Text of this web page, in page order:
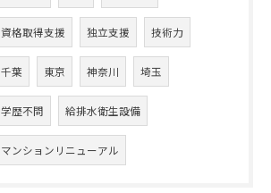
資格取得支援 独立支援 技術力
千葉 東京 神奈川 埼玉
学歴不問 給排水衛生設備
マンションリニューアル